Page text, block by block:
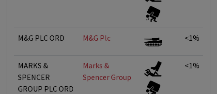
M&G PLC ORD M&G Plc <1%
MARKS &
SPENCER
GROUP PLC ORD
Marks &
Spencer Group
<1%